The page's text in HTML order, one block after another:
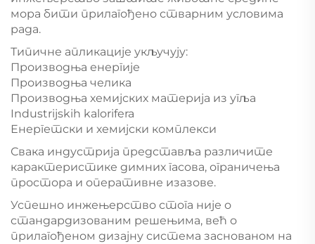
мора бити прилагођено стварним условима
рада.
Типичне апликације укључују:
Производња енергије
Производња челика
Производња хемијских материја из угља
Industrijskih kalorifera
Енергетски и хемијски комплекси
Свака индустрија представља различите
карактеристике димних гасова, ограничења
простора и оперативне изазове.
Успешно инжењерство стога није о
стандардизованим решењима, већ о
прилагођеном дизајну система заснованом на